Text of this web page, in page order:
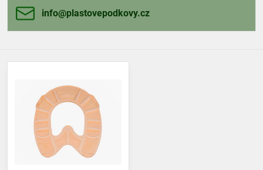
info​@plastovepodkovy​.cz